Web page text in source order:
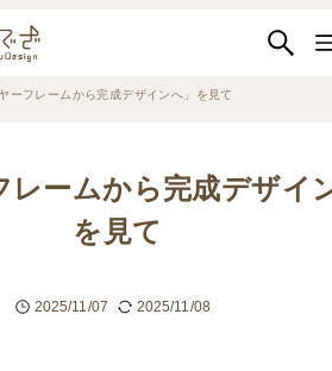
ヤーフレームから完成デザインへ」を見て
レームから完成デザイ
を見て
2025/11/07 2025/11/08